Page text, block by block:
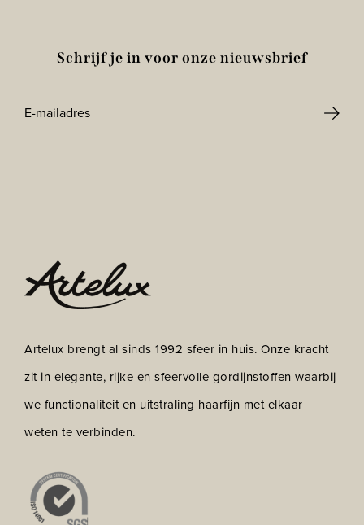
Schrijf je in voor onze nieuwsbrief
mailadres
Artelux brengt al sinds 1992 sfeer in huis. Onze kracht
zit in elegante, rijke en sfeervolle gordijnstoffen waarbij
we functionaliteit en uitstraling haarfijn met elkaar
weten te verbinden.